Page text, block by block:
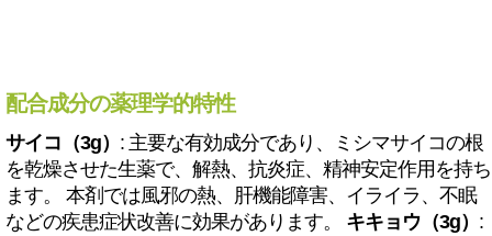
配合成分の薬理学的特性
サイコ（3g） : 主要な有効成分であり、ミシマサイコの根
を乾燥させた生薬で、解熱、抗炎症、精神安定作用を持ち
ます。 本剤では風邪の熱、肝機能障害、イライラ、不眠
などの疾患症状改善に効果があります。 キキョウ（3g） :